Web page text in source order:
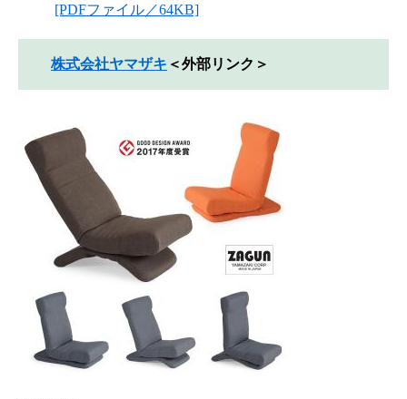
[PDFファイル／64KB]
株式会社ヤマザキ ＜外部リンク＞